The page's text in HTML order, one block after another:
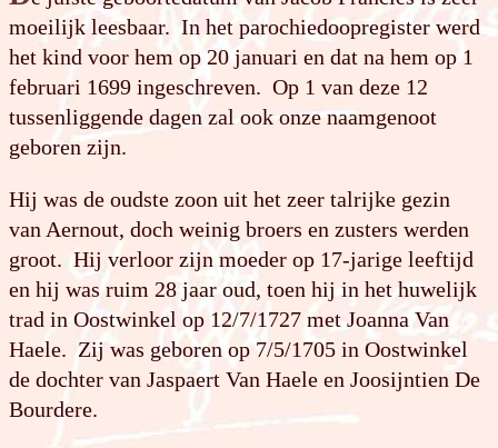
moeilijk leesbaar. In het parochiedoopregister werd
het kind voor hem op 20 januari en dat na hem op 1
februari 1699 ingeschreven. Op 1 van deze 12
tussenliggende dagen zal ook onze naamgenoot
geboren zijn.
Hij was de oudste zoon uit het zeer talrijke gezin
van Aernout, doch weinig broers en zusters werden
groot. Hij verloor zijn moeder op 17-jarige leeftijd
en hij was ruim 28 jaar oud, toen hij in het huwelijk
trad in Oostwinkel op 12/7/1727 met Joanna Van
Haele. Zij was geboren op 7/5/1705 in Oostwinkel
de dochter van Jaspaert Van Haele en Joosijntien De
Bourdere.